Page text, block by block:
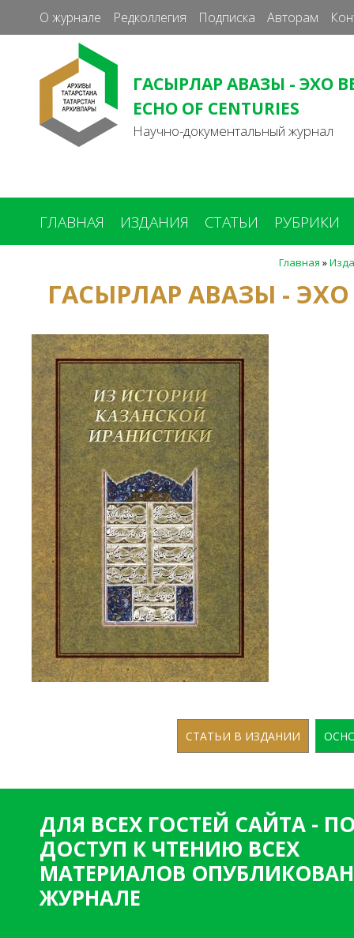
О журнале Редколлегия Подписка Авторам
ГАСЫРЛАР АВАЗЫ - ЭХО
ECHO OF CENTURIES
Научно-документальный журнал
ГЛАВНАЯ ИЗДАНИЯ СТАТЬИ РУБРИКИ
здесь
Главная »
ГАСЫРЛАР АВАЗЫ - ЭХО
СТАТЬИ В ИЗДАНИИ
ДЛЯ ВСЕХ ГОСТЕЙ САЙТА -
ДОСТУП К ЧТЕНИЮ ВСЕХ
МАТЕРИАЛОВ
ЖУРНАЛЕ